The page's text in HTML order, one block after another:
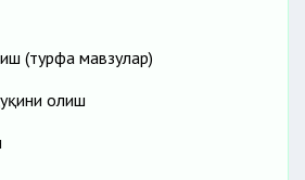
(турфа мавзулар)
олиш